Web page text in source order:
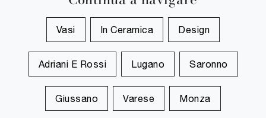
Vasi In Ceramica Design
Adriani E Rossi Lugano Saronno
Giussano Varese Monza